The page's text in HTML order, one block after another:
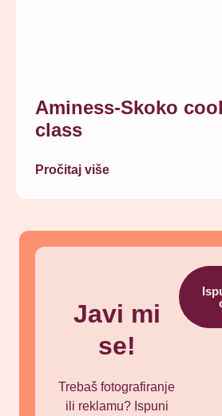
Aminess-Skoko
class
Pročitaj više
Javi mi
se!
Trebaš fotografiranje
ili reklamu? Ispuni